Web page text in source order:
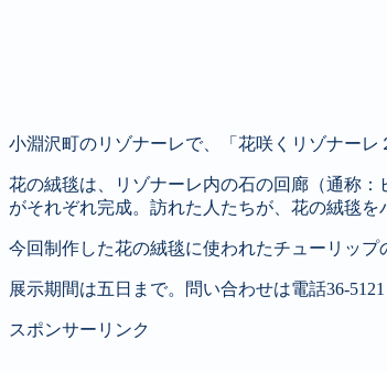
小淵沢町のリゾナーレで、「花咲くリゾナー
花の絨毯は、リゾナーレ内の石の回廊（通称
がそれぞれ完成。訪れた人たちが、花の絨毯を
今回制作した花の絨毯に使われたチューリッ
展示期間は五日まで。問い合わせは電話36-5121
スポンサーリンク